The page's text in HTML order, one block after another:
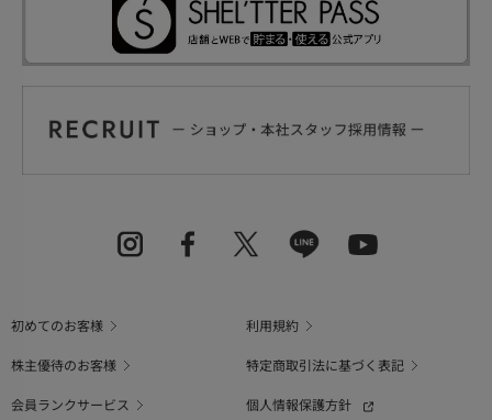
初めてのお客様
利用規約
株主優待のお客様
特定商取引法に基づく表記
会員ランクサービス
個人情報保護方針